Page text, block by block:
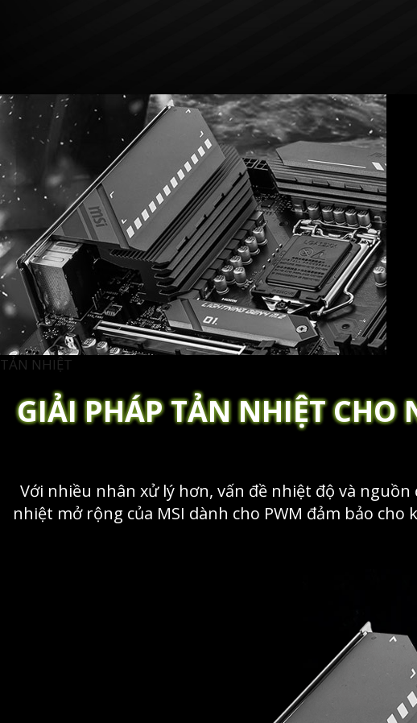
TẢN NHIỆT
GIẢI PHÁP TẢN NHIỆT
Với nhiều nhân xử lý hơn, vấn đề nhiệt độ và
nhiệt mở rộng của MSI dành cho PWM đảm bảo